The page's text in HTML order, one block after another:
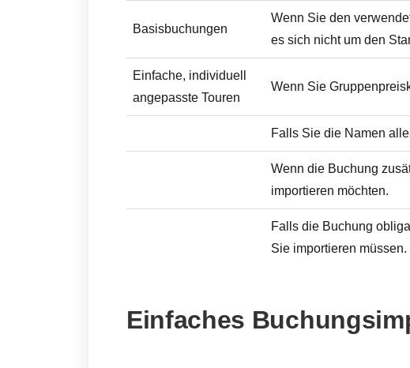
Basisbuchungen
Wenn Sie den
es sich nicht um den
Einfache, individuell
angepasste Touren
Wenn Sie
Falls Sie die Namen
Wenn die Buchung
importieren möchten.
Falls die Buchung
Sie importieren müssen.
Einfaches